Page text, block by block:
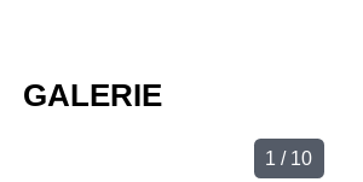
GALERIE
1 / 10